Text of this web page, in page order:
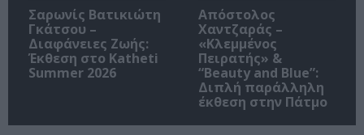
Σαρωνίς Βατικιώτη
Γκάτσου –
Διαφάνειες Ζωής:
Έκθεση στο Katheti
Summer 2026
Απόστολος
Χαντζαράς –
«Κλεμμένος
Πειρατής» &
“Beauty and Blue”:
Διπλή παράλληλη
έκθεση στην Πάτμο